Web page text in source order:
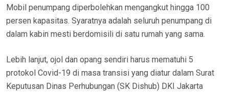
Mobil penumpang diperbolehkan mengangkut hingga 100
persen kapasitas. Syaratnya adalah seluruh penumpang di
dalam kabin mesti berdomisili di satu rumah yang sama.
Lebih lanjut, ojol dan opang sendiri harus mematuhi 5
protokol Covid-19 di masa transisi yang diatur dalam Surat
Keputusan Dinas Perhubungan (SK Dishub) DKI Jakarta